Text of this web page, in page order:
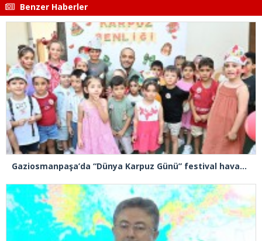
Benzer Haberler
Gaziosmanpaşa’da “Dünya Karpuz Günü” festival havasında kutlandı